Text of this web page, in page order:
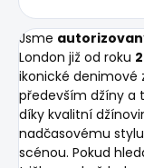
Jsme
London již od roku
ikonické denimové
především džíny a
díky kvalitní
nadčasovému
scénou. Pokud